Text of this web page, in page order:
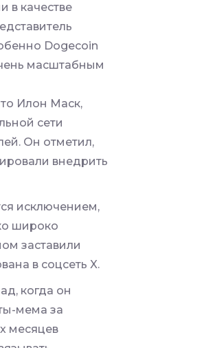
в качестве
Dogecoin
масштабным
Илон Маск,
сети
Он отметил,
внедрить
исключением,
широко
заставили
в соцсеть X.
когда он
мема за
месяцев